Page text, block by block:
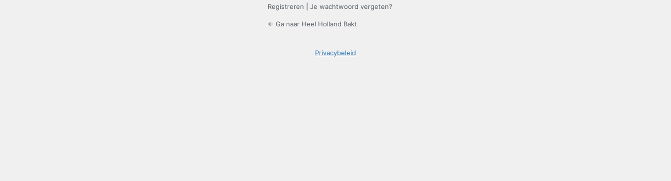
Registreren Je wachtwoord vergeten?
← Ga naar Heel Holland Bakt
Privacybeleid